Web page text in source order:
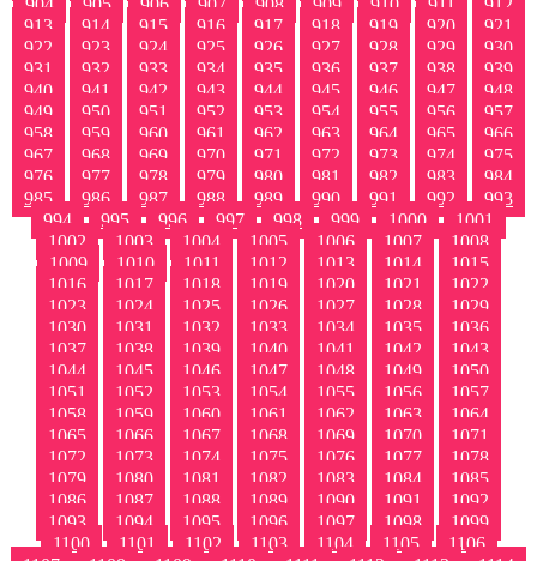
913
914 915 916 917 918 919 920
921
922
923 924 925 926 927 928 929
930
931
932 933 934 935 936 937 938
939
940
941 942 943 944 945 946 947
948
949
950 951 952 953 954 955 956
957
958
959 960 961 962 963 964 965
966
967
968 969 970 971 972 973 974
975
976
977 978 979 980 981 982 983
984
985
986 987 988 989 990 991 992
993
994
995 996 997 998 999 1000
1001
1002
1003 1004 1005 1006 1007
1008
1009
1010 1011 1012 1013 1014
1015
1016
1017 1018 1019 1020 1021
1022
1023
1024 1025 1026 1027 1028
1029
1030
1031 1032 1033 1034 1035
1036
1037
1038 1039 1040 1041 1042
1043
1044
1045 1046 1047 1048 1049
1050
1051
1052 1053 1054 1055 1056
1057
1058
1059 1060 1061 1062 1063
1064
1065
1066 1067 1068 1069 1070
1071
1072
1073 1074 1075 1076 1077
1078
1079
1080 1081 1082 1083 1084
1085
1086
1087 1088 1089 1090 1091
1092
1093
1094 1095 1096 1097 1098
1099
1100
1101 1102 1103 1104 1105
1106